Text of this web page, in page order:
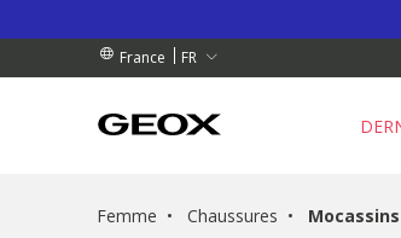
France FR
PROCHE DE CHEZ VOUS.
Femme Chaussures Mocassins